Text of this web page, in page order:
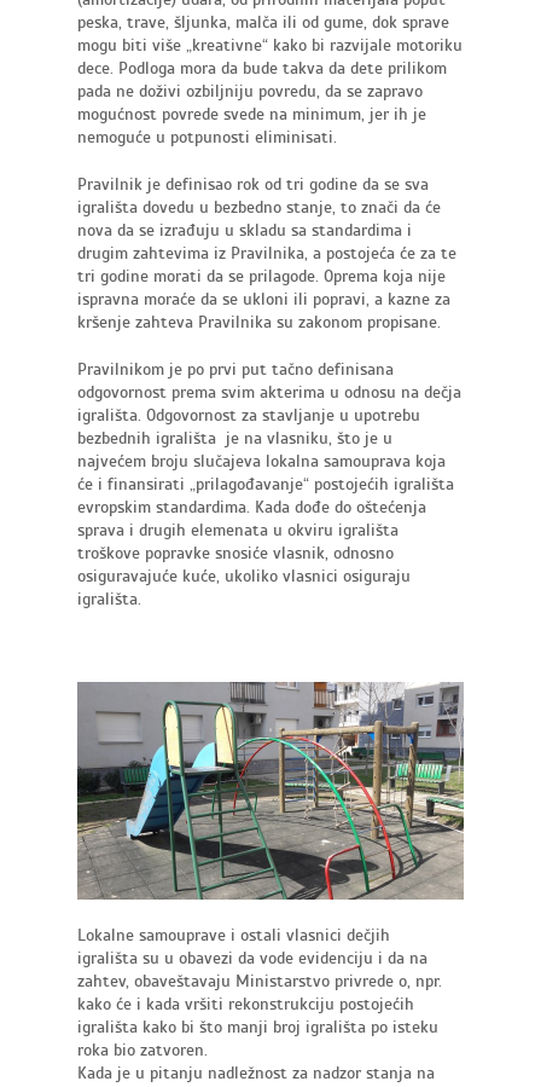
peska, trave, šljunka, malča ili od gume, dok sprave
mogu biti više „kreativne“ kako bi razvijale motoriku
dece. Podloga mora da bude takva da dete prilikom
pada ne doživi ozbiljniju povredu, da se zapravo
mogućnost povrede svede na minimum, jer ih je
nemoguće u potpunosti eliminisati.
Pravilnik je definisao rok od tri godine da se sva
igrališta dovedu u bezbedno stanje, to znači da će
nova da se izrađuju u skladu sa standardima i
drugim zahtevima iz Pravilnika, a postojeća će za te
tri godine morati da se prilagode. Oprema koja nije
ispravna moraće da se ukloni ili popravi, a kazne za
kršenje zahteva Pravilnika su zakonom propisane.
Pravilnikom je po prvi put tačno definisana
odgovornost prema svim akterima u odnosu na dečja
igrališta. Odgovornost za stavljanje u upotrebu
bezbednih igrališta je na vlasniku, što je u
najvećem broju slučajeva lokalna samouprava koja
će i finansirati „prilagođavanje“ postojećih igrališta
evropskim standardima. Kada dođe do oštećenja
sprava i drugih elemenata u okviru igrališta
troškove popravke snosiće vlasnik, odnosno
osiguravajuće kuće, ukoliko vlasnici osiguraju
igrališta.
Lokalne samouprave i ostali vlasnici dečjih
igrališta su u obavezi da vode evidenciju i da na
zahtev, obaveštavaju Ministarstvo privrede o, npr.
kako će i kada vršiti rekonstrukciju postojećih
igrališta kako bi što manji broj igrališta po isteku
roka bio zatvoren.
Kada je u pitanju nadležnost za nadzor stanja na